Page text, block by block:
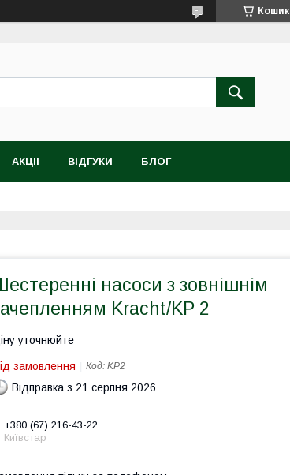
Кошик
АКЦІІ ВІДГУКИ БЛОГ
насоси з зовнішнім
Kracht/KP 2
уточнюйте
замовлення Код: KP2
Відправка з 21 серпня 2026
+380 (67) 216-43-22
Київстар